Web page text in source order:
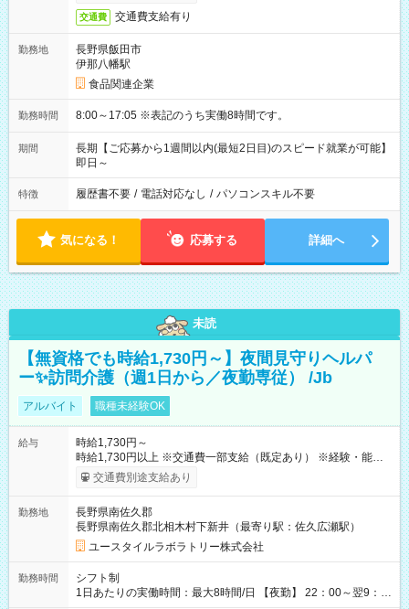
交通費 交通費支給有り
勤務地
長野県飯田市
伊那八幡駅
食品関連企業
勤務時間 8:00～17:05 ※表記のうち実働8時間です。
期間
長期【ご応募から1週間以内(最短2日目)のスピード就業が可能】
即日～
特徴 履歴書不要 / 電話対応なし / パソコンスキル不要
気になる！ 応募する 詳細へ
未読
【無資格でも時給1,730円～】夜間見守りヘルパ
ー✨訪問介護（週1日から／夜勤専従） /Jb
アルバイト 職種未経験OK
給与
時給1,730円～
時給1,730円以上 ※交通費一部支給（既定あり） ※経験・能力を
考慮して決定します 【収入例】 週1回勤務の場合：1,730円×8時
間×4回=5万5,360円 週3回勤務の場合：1,730円×8時間×12回
月 ※ 雇用形態と給与に、本採用時と異なる部分があります。 雇
用形態：本採用時と同じです。 給与：時給 1,500円以上
交通費別途支給あり
勤務地
長野県南佐久郡
長野県南佐久郡北相木村下新井（最寄り駅：佐久広瀬駅）
ユースタイルラボラトリー株式会社
勤務時間
シフト制
1日あたりの実働時間：最大8時間/日 【夜勤】 22：00～翌9：